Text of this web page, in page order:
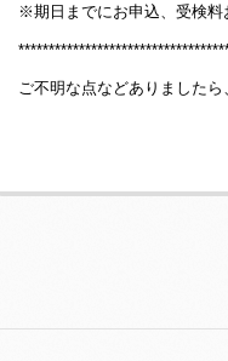
※期日までにお申込、受検料
ご不明な点などありました